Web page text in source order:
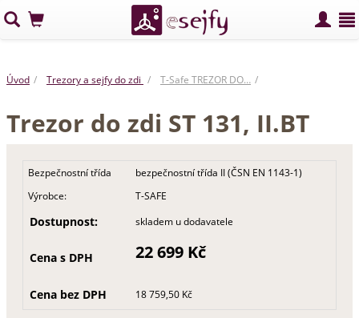
Úvod Trezory a sejfy do zdi T-Safe TREZOR DO…
Trezor do zdi ST 131, II.BT
Bezpečnostní třída
bezpečnostní třída II (ČSN EN 1143-1)
Výrobce:
T-SAFE
Dostupnost: skladem u dodavatele
Cena s DPH 22 699 Kč
Cena bez DPH 18 759,50 Kč